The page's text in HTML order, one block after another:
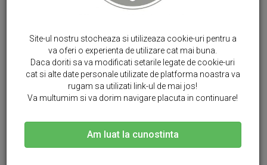
Site-ul nostru stocheaza si utilizeaza cookie-uri pentru a
va oferi o experienta de utilizare cat mai buna.
Daca doriti sa va modificati setarile legate de cookie-uri
cat si alte date personale utilizate de platforma noastra va
rugam sa utilizati link-ul de mai jos!
Va multumim si va dorim navigare placuta in continuare!
Am luat la cunostinta